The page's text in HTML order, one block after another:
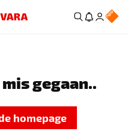
gegaan..
homepage